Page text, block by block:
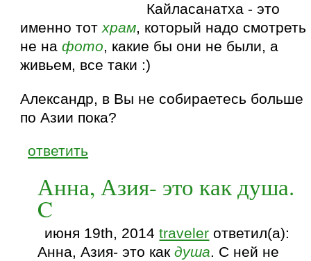
Кайласанатха - это
именно тотхрам, который надо смотреть
не нафото, какие бы они не были, а
живьем, все таки :)
Александр, в Вы не собираетесь больше
по Азии пока?
ответить
Анна, Азия- это как душа.
C
июня 19th, 2014traveler ответил(а):
Анна, Азия- это какдуша. C ней не